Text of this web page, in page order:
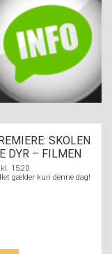
SKOLEN
DYR – FILMEN
15:20
gælder kun denne dag!